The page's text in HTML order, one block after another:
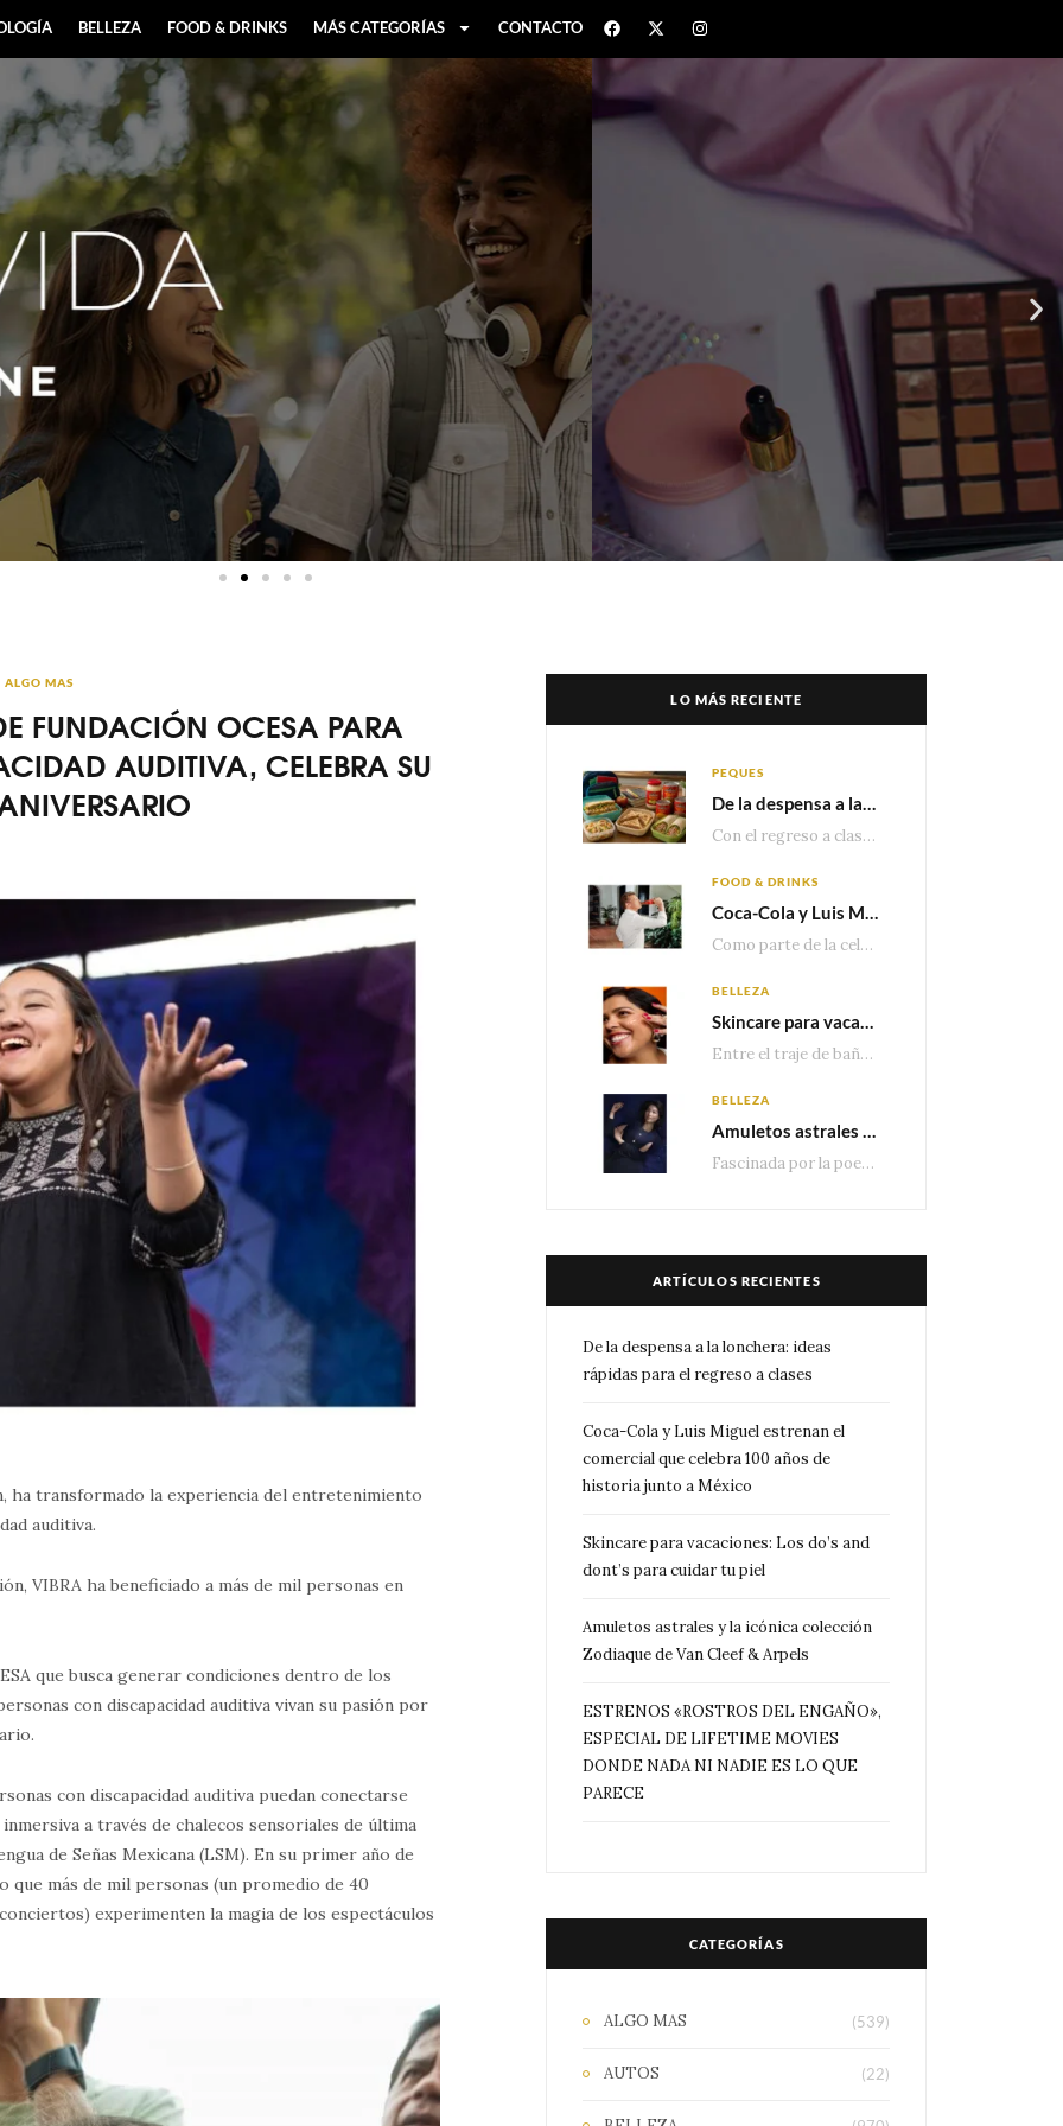
BELLEZA FOOD & DRINKS MÁS CATEGORÍAS CONTACTO
ALGO MAS
FUNDACIÓN OCESA PARA
AUDITIVA, CELEBRA SU
ha transformado la experiencia del entretenimiento
auditiva.
VIBRA ha beneficiado a más de mil personas en
que busca generar condiciones dentro de los
con discapacidad auditiva vivan su pasión por
con discapacidad auditiva puedan conectarse
a través de chalecos sensoriales de última
de Señas Mexicana (LSM). En su primer año de
más de mil personas (un promedio de 40
experimenten la magia de los espectáculos
LO MÁS RECIENTE
PEQUES
De la despensa a la lonchera: ideas rápidas para el regreso a clases
Con el regreso a clases cada vez más cerca, las familias comienzan a reorganizar horarios,…
FOOD & DRINKS
Coca-Cola y Luis Miguel estrenan el comercial que celebra 100 años de historia junto a México
Como parte de la celebración por sus primeros 100 años enMéxico, Coca-Cola presenta hoy el…
BELLEZA
Skincare para vacaciones: Los do’s and dont’s para cuidar tu piel
Entre el traje de baño, las sandalias, los lentes de sol y los looks que…
BELLEZA
Amuletos astrales y la icónica colección Zodiaque de Van Cleef & Arpels
Fascinada por la poesía de las estrellas, la Maison Van Cleef & Arpels celebra la llegada de las…
ARTÍCULOS RECIENTES
De la despensa a la lonchera: ideas
rápidas para el regreso a clases
Coca-Cola y Luis Miguel estrenan el
comercial que celebra 100 años de
historia junto a México
Skincare para vacaciones: Los do’s and
dont’s para cuidar tu piel
Amuletos astrales y la icónica colección
Zodiaque de Van Cleef & Arpels
ESTRENOS «ROSTROS DEL ENGAÑO»,
ESPECIAL DE LIFETIME MOVIES
DONDE NADA NI NADIE ES LO QUE
PARECE
CATEGORÍAS
ALGO MAS (539)
AUTOS (22)